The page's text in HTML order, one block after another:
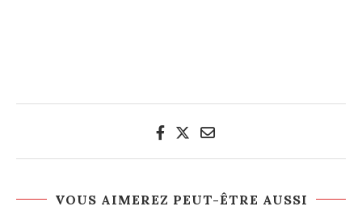
VOUS AIMEREZ PEUT-ÊTRE AUSSI